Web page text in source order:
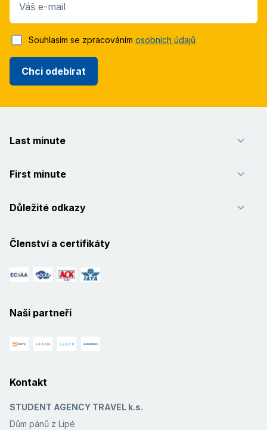
Váš e-mail
Chci odebírat
Souhlasím se zpracováním osobních údajů
Last minute
First minute
Důležité odkazy
Členství a certifikáty
Naši partneři
Kontakt
STUDENT AGENCY TRAVEL k.s.
Dům pánů z Lipé